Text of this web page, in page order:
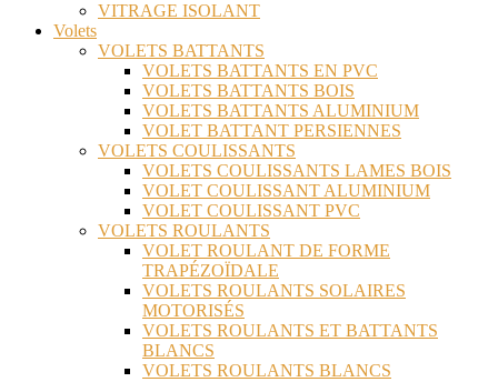
VITRAGE ISOLANT
Volets
VOLETS BATTANTS
VOLETS BATTANTS EN PVC
VOLETS BATTANTS BOIS
VOLETS BATTANTS ALUMINIUM
VOLET BATTANT PERSIENNES
VOLETS COULISSANTS
VOLETS COULISSANTS LAMES BOIS
VOLET COULISSANT ALUMINIUM
VOLET COULISSANT PVC
VOLETS ROULANTS
VOLET ROULANT DE FORME
TRAPÉZOÏDALE
VOLETS ROULANTS SOLAIRES
MOTORISÉS
VOLETS ROULANTS ET BATTANTS
BLANCS
VOLETS ROULANTS BLANCS